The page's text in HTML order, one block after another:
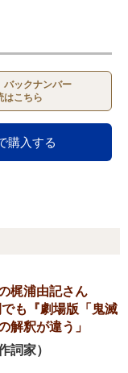
バックナンバー
はこちら
購入する
梶浦由記さん
も『劇場版「鬼滅
解釈が違う」
詞家）